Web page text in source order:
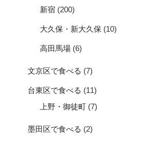
新宿 (200)
大久保・新大久保 (10)
高田馬場 (6)
文京区で食べる (7)
台東区で食べる (11)
上野・御徒町 (7)
墨田区で食べる (2)